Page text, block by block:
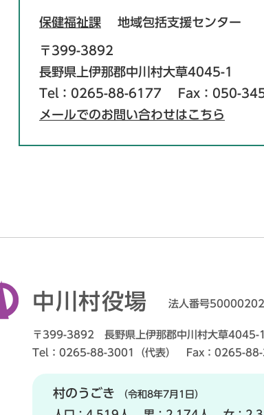
保健福祉課 地域包括支援センター
〒399-3892
長野県上伊那郡中川村大草4045-1
Tel：0265-88-6177
Fax：050-
メールでのお問い合わせはこちら
中川村役場 法人番号
〒399-3892 長野県上伊那郡中川村大草4045-1
Tel：0265-88-3001（代表） Fax：0265-
村のうごき （令和8年7月1日）